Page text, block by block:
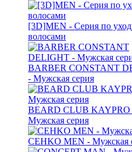
[3D]MEN - Серия по
волосами
BARBER CONSTANT
- Мужская серия
BEARD CLUB KAYPRO
Мужская серия
CEHKO MEN - Мужская